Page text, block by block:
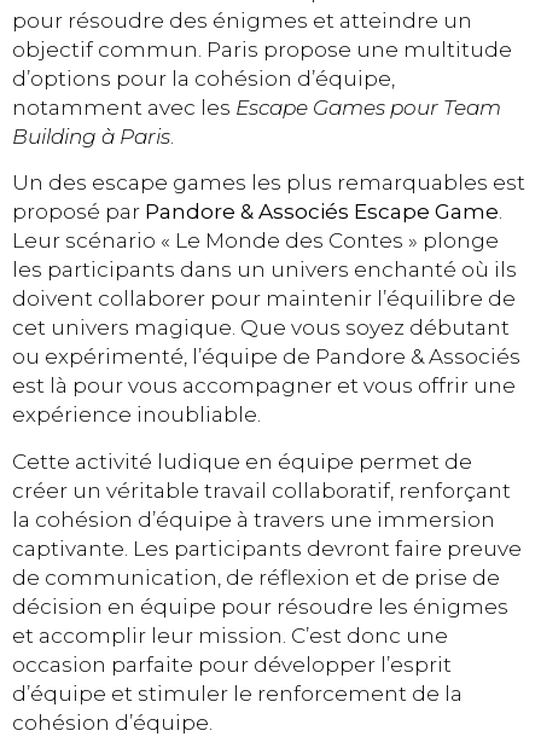
pour résoudre des énigmes et atteindre un
objectif commun. Paris propose une multitude
d’options pour la cohésion d’équipe,
notamment avec les Escape Games pour Team
Building à Paris
Un des escape games les plus remarquables est
proposé par Pandore & Associés Escape Game.
Leur scénario « Le Monde des Contes » plonge
les participants dans un univers enchanté où ils
doivent collaborer pour maintenir l’équilibre de
cet univers magique. Que vous soyez débutant
ou expérimenté, l’équipe de Pandore & Associés
est là pour vous accompagner et vous offrir une
expérience inoubliable.
Cette activité ludique en équipe permet de
créer un véritable travail collaboratif, renforçant
la cohésion d’équipe à travers une immersion
captivante. Les participants devront faire preuve
de communication, de réflexion et de prise de
décision en équipe pour résoudre les énigmes
et accomplir leur mission. C’est donc une
occasion parfaite pour développer l’esprit
d’équipe et stimuler le renforcement de la
cohésion d’équipe.